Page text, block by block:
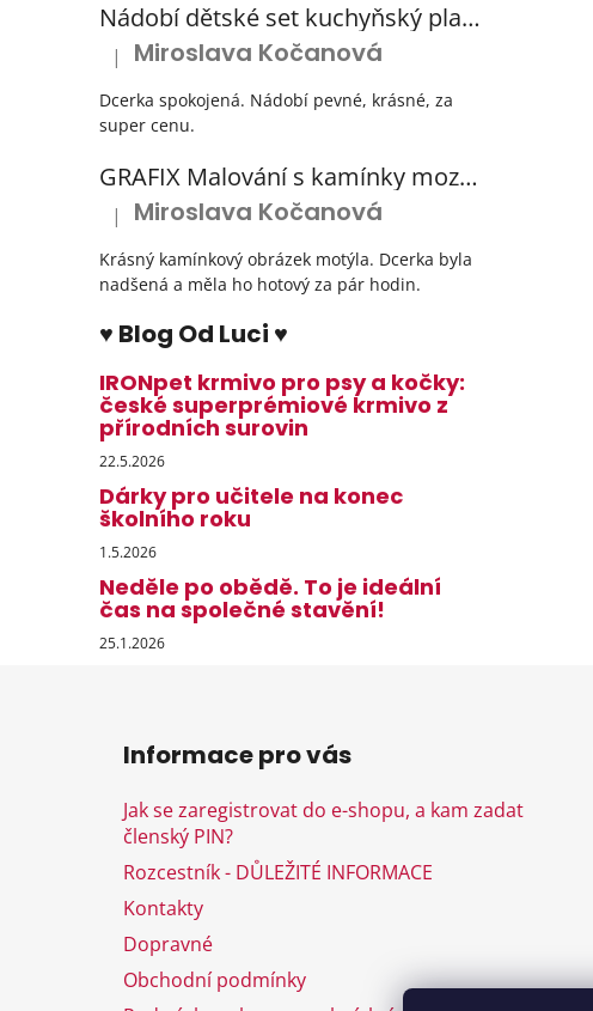
Nádobí dětské set kuchyňský plastový s odkapávačem 3 barvy
Hodnocení produktu je 5 z 5 hvězdiček.
| Miroslava Kočanová
Dcerka spokojená. Nádobí pevné, krásné, za
super cenu.
GRAFIX Malování s kamínky mozaika diamantový obrázek 3 druhy
Hodnocení produktu je 5 z 5 hvězdiček.
| Miroslava Kočanová
Krásný kamínkový obrázek motýla. Dcerka byla
nadšená a měla ho hotový za pár hodin.
♥ Blog Od Luci ♥
IRONpet krmivo pro psy a kočky:
české superprémiové krmivo z
přírodních surovin
22.5.2026
Dárky pro učitele na konec
školního roku
1.5.2026
Neděle po obědě. To je ideální
čas na společné stavění!
25.1.2026
Informace pro vás
Jak se zaregistrovat do e-shopu, a kam zadat
členský PIN?
Rozcestník - DŮLEŽITÉ INFORMACE
Kontakty
Dopravné
Obchodní podmínky